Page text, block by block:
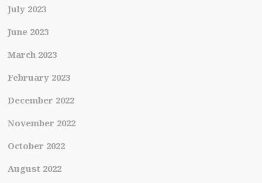
July 2023
June 2023
March 2023
February 2023
December 2022
November 2022
October 2022
August 2022